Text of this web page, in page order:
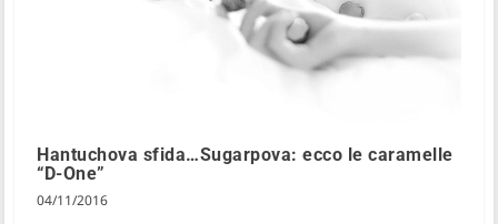
Hantuchova sfida…Sugarpova: ecco le caramelle
“D-One”
04/11/2016